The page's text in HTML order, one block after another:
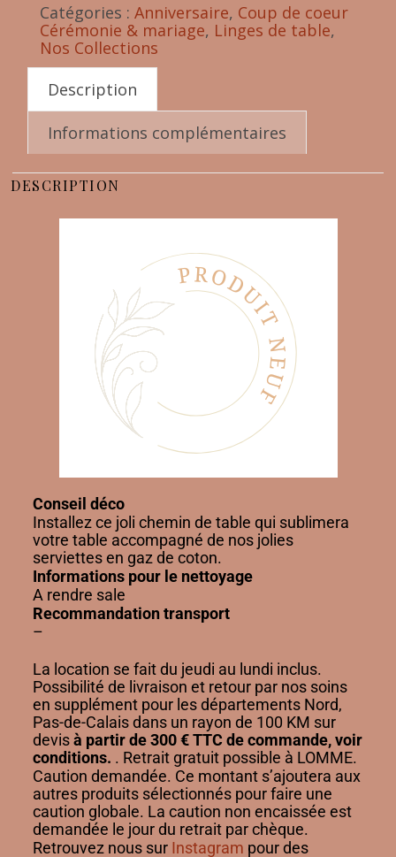
Catégories : Anniversaire, Coup de coeur
Cérémonie & mariage, Linges de table,
Nos Collections
Description
Informations complémentaires
DESCRIPTION
Conseil déco
Installez ce joli chemin de table qui sublimera
votre table accompagné de nos jolies
serviettes en gaz de coton.
Informations pour le nettoyage
A rendre sale
Recommandation transport
–
La location se fait du jeudi au lundi inclus.
Possibilité de livraison et retour par nos soins
en supplément pour les départements Nord,
Pas-de-Calais dans un rayon de 100 KM sur
devisà partir de 300 € TTC de commande, voir
conditions. . Retrait gratuit possible à LOMME.
Caution demandée. Ce montant s’ajoutera aux
autres produits sélectionnés pour faire une
caution globale. La caution non encaissée est
demandée le jour du retrait par chèque.
Retrouvez nous sur Instagram pour des